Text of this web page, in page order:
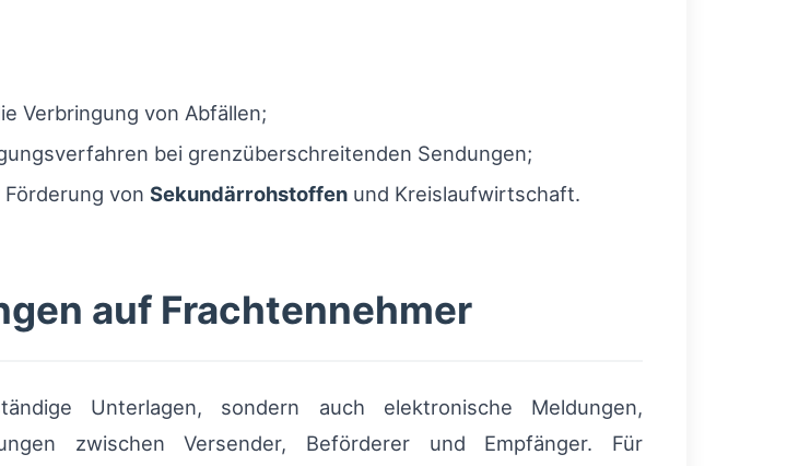
Verbringung von Abfällen;
bei grenzüberschreitenden Sendungen;
von Sekundärrohstoffen und Kreislaufwirtschaft.
auf Frachtennehmer
Unterlagen, sondern auch elektronische Meldungen,
zwischen Versender, Beförderer und Empfänger. Für